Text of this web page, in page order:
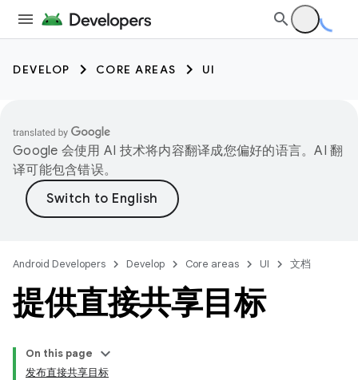
DEVELOP CORE AREAS UI
Google 会使用 AI 技术将内容翻译成您偏好的语言。AI 翻
译可能包含错误。
Android Developers Develop Core areas UI 文档
提供直接共享目标
On this page
发布直接共享目标